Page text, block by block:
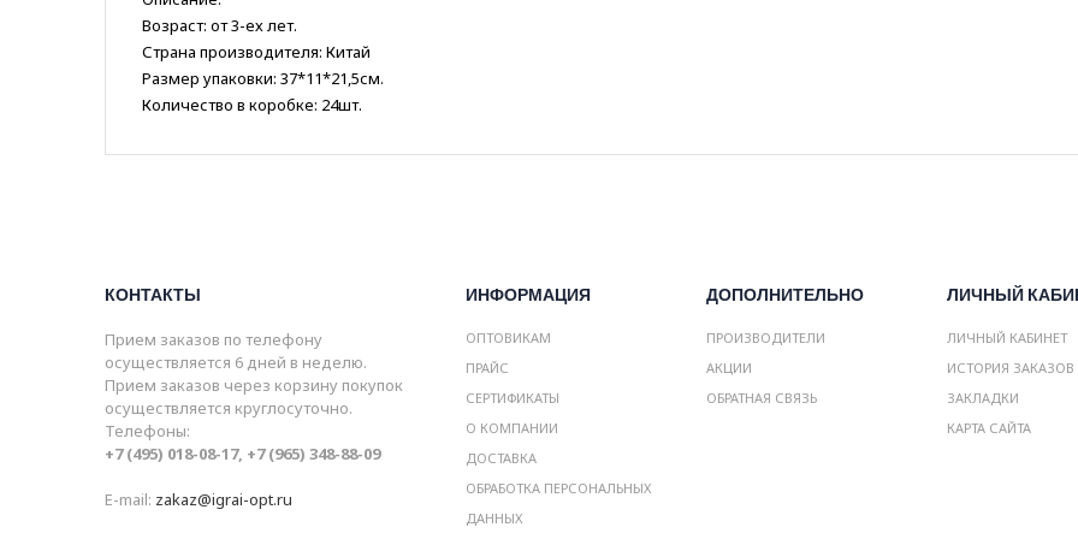
Возраст: от 3-ех лет.
Страна производителя: Китай
Размер упаковки: 37*11*21,5см.
Количество в коробке: 24шт.
КОНТАКТЫ
Прием заказов по телефону
осуществляется 6 дней в неделю.
Прием заказов через корзину покупок
осуществляется круглосуточно.
Телефоны:
+7 (495) 018-08-17, +7 (965) 348-88-09
E-mail: zakaz@igrai-opt.ru
ИНФОРМАЦИЯ
ОПТОВИКАМ
ПРАЙС
СЕРТИФИКАТЫ
О КОМПАНИИ
ДОСТАВКА
ОБРАБОТКА ПЕРСОНАЛЬНЫХ
ДАННЫХ
ДОПОЛНИТЕЛЬНО
ПРОИЗВОДИТЕЛИ
АКЦИИ
ОБРАТНАЯ СВЯЗЬ
ЛИЧНЫЙ
ЛИЧНЫЙ КАБИНЕТ
ИСТОРИЯ ЗАКАЗОВ
ЗАКЛАДКИ
КАРТА САЙТА